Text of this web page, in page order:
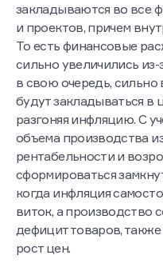
закладываются во все
и проектов, причем
То есть финансовые
сильно увеличились
в свою очередь, сильно
будут закладываться в
разгоняя инфляцию. С
объема производства
рентабельности и
сформироваться
когда инфляция
виток, а производство
дефицит товаров,
рост цен.